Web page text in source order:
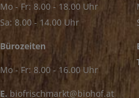
Mo - Fr: 8.00 - 18.00 Uhr
Sa: 8.00 - 14.00 Uhr
Bürozeiten
Mo - Fr: 8.00 - 16.00 Uhr
E. biofrischmarkt@biohof.at